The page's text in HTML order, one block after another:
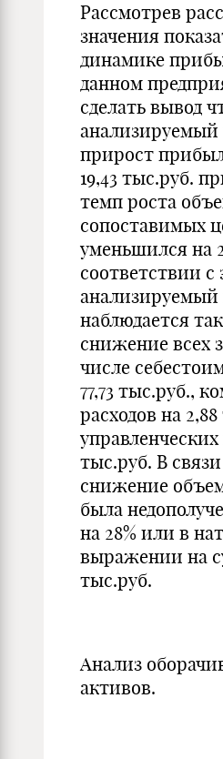
Рассмотрев
значения
динамике
данном
сделать вывод
анализируемый
прирост
19,43 тыс.руб.
темп роста
сопоставимых
уменьшился на
соответствии с
анализируемый
наблюдается
снижение всех
числе
77,73 тыс.руб.,
расходов на
управленческих
тыс.руб. В
снижение
была
на 28% или в
выражении на
тыс.руб.
Анализ
активов.